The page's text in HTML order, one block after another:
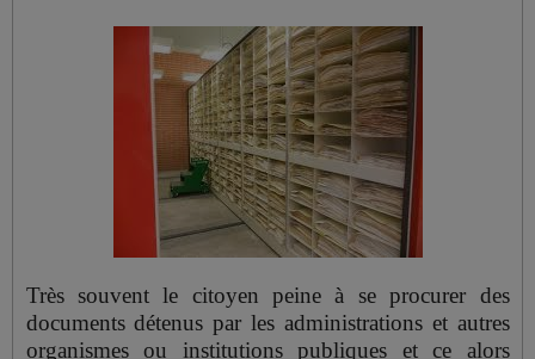
Très souvent le citoyen peine à se procurer des
documents détenus par les administrations et autres
organismes ou institutions publiques et ce alors